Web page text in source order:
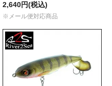
2,640円(税込)
※メール便対応商品